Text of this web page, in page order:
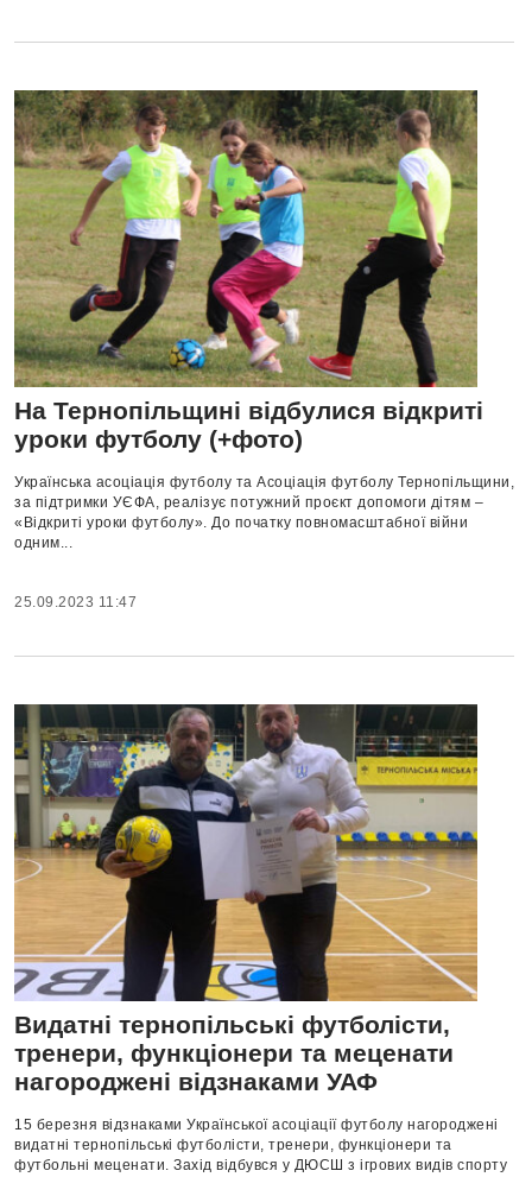
На Тернопільщині відбулися відкриті
уроки футболу (+фото)
Українська асоціація футболу та Асоціація футболу Тернопільщини,
за підтримки УЄФА, реалізує потужний проєкт допомоги дітям –
«Відкриті уроки футболу». До початку повномасштабної війни
одним...
25.09.2023 11:47
Видатні тернопільські футболісти,
тренери, функціонери та меценати
нагороджені відзнаками УАФ
15 березня відзнаками Української асоціації футболу нагороджені
видатні тернопільські футболісти, тренери, функціонери та
футбольні меценати. Захід відбувся у ДЮСШ з ігрових видів спорту